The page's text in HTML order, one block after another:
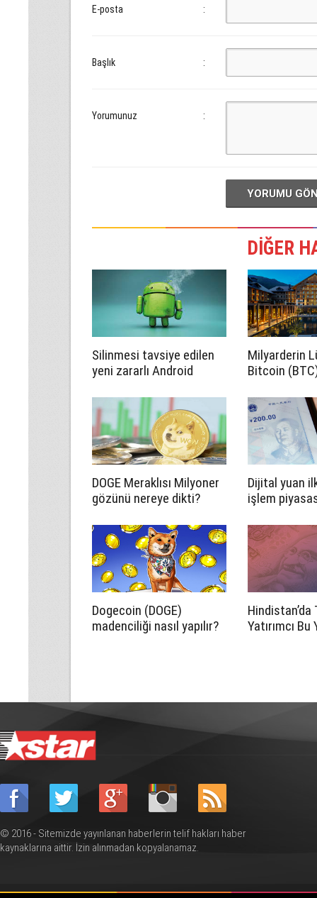
E-posta :
Başlık :
Yorumunuz :
YORUMU
DİĞER
Silinmesi tavsiye edilen
yeni zararlı Android
Milyarderin
Bitcoin
Edecek
DOGE Meraklısı Milyoner
gözünü nereye dikti?
Dijital yuan
işlem
Dogecoin (DOGE)
madenciliği nasıl yapılır?
Hindistan’da
Yatırımcı
© 2016 - Sitemizde yayınlanan haberlerin telif hakları haber
kaynaklarına aittir. İzin alınmadan kopyalanamaz.